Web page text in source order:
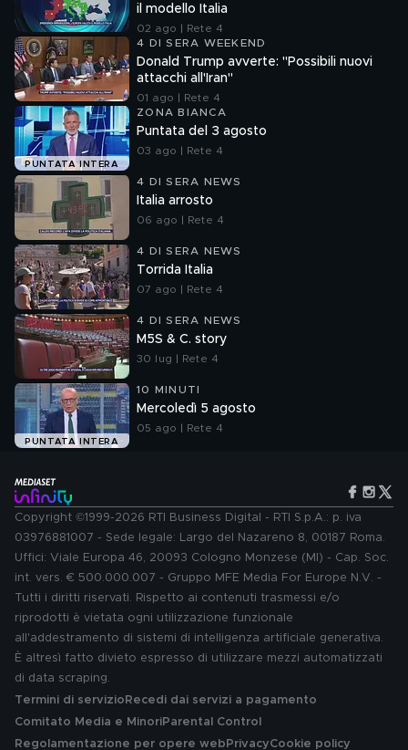
il modello Italia
02 ago | Rete 4
4 DI SERA WEEKEND
Donald Trump avverte: "Possibili nuovi
attacchi all'Iran"
01 ago | Rete 4
PUNTATA INTERA
ZONA BIANCA
Puntata del 3 agosto
03 ago | Rete 4
4 DI SERA NEWS
Italia arrosto
06 ago | Rete 4
4 DI SERA NEWS
Torrida Italia
07 ago | Rete 4
4 DI SERA NEWS
M5S & C. story
30 lug | Rete 4
PUNTATA INTERA
10 MINUTI
Mercoledì 5 agosto
05 ago | Rete 4
Copyright ©1999-2026 RTI Business Digital - RTI S.p.A.: p. iva
03976881007 - Sede legale: Largo del Nazareno 8, 00187 Roma.
Uffici: Viale Europa 46, 20093 Cologno Monzese (MI) - Cap. Soc.
int. vers. € 500.000.007 - Gruppo MFE Media For Europe N.V. -
Tutti i diritti riservati. Rispetto ai contenuti trasmessi e/o
riprodotti è vietata ogni utilizzazione funzionale
all'addestramento di sistemi di intelligenza artificiale generativa.
È altresì fatto divieto espresso di utilizzare mezzi automatizzati
di data scraping.
Termini di servizio Recedi dai servizi a pagamento
Comitato Media e MinoriParental Control
Regolamentazione per opere web PrivacyCookie policy